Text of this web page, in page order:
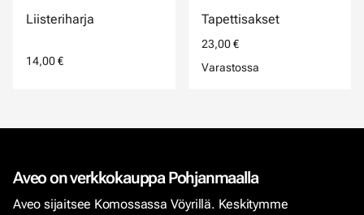
Liisteriharja
14,00 €
Tapettisakset
23,00 €
Varastossa
Aveo on verkkokauppa Pohjanmaalla
Aveo sijaitsee Komossassa Vöyrillä. Keskitymme